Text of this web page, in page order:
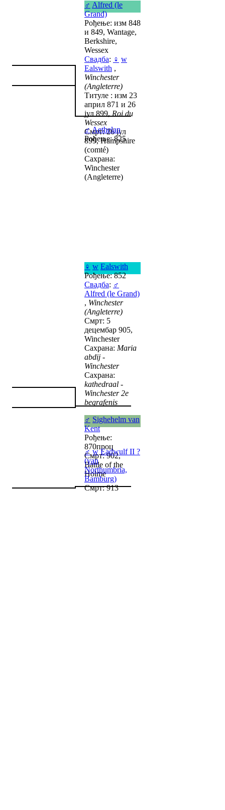
♂ Alfred (le
Grand)
Рођење: изм 848
и 849, Wantage,
Berkshire,
Wessex
Свадба: ♀ w
Ealswith ,
Winchester
(Angleterre)
Титуле : изм 23
април 871 и 26
јул 899, Roi du
Wessex
Смрт: 26 јул
899, Hampshire
(comté)
Сахрана:
Winchester
(Angleterre)
♂ Aethelan
Рођење: 825
♀ w Ealswith
Рођење: 852
Свадба: ♂
Alfred (le Grand)
, Winchester
(Angleterre)
Смрт: 5
децембар 905,
Winchester
Сахрана: Maria
abdij -
Winchester
Сахрана:
kathedraal -
Winchester 2e
begrafenis
♂ Sighehelm van
Kent
Рођење:
870проц
Смрт: 902,
Battle of the
Holme
♂ w Eadwulf II ?
(van
Northumbria,
Bamburg)
Смрт: 913